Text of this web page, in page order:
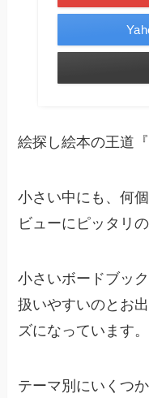
絵探し絵本の王道
小さい中にも、何
ビューにピッタリ
小さいボードブッ
扱いやすいのとお
ズになっています。
テーマ別にいくつ